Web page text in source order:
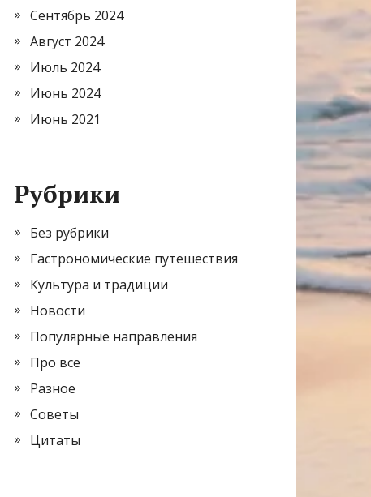
Сентябрь 2024
Август 2024
Июль 2024
Июнь 2024
Июнь 2021
Рубрики
Без рубрики
Гастрономические путешествия
Культура и традиции
Новости
Популярные направления
Про все
Разное
Советы
Цитаты